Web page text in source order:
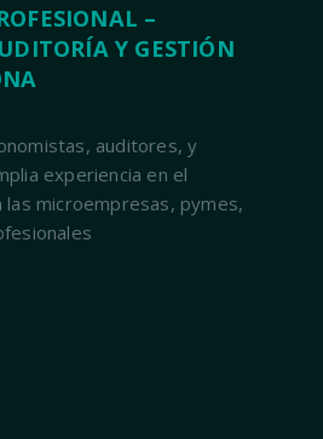
–
Y GESTIÓN
auditores, y
experiencia en el
las microempresas, pymes,